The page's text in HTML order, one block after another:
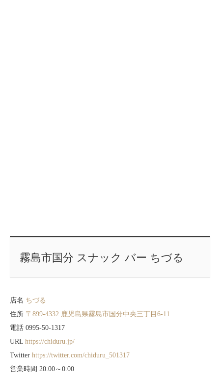
霧島市国分 スナック バー ちづる
店名 ちづる
住所 〒899-4332 鹿児島県霧島市国分中央三丁目6-11
電話 0995-50-1317
URL https://chiduru.jp/
Twitter https://twitter.com/chiduru_501317
営業時間 20:00～0:00